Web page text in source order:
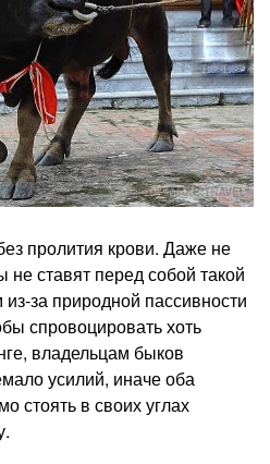
пролития крови. Даже не
не ставят перед собой такой
за природной пассивности
спровоцировать хоть
владельцам быков
усилий, иначе оба
стоять в своих углах